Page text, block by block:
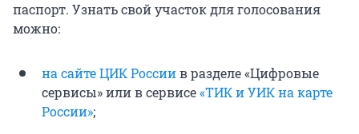
паспорт. Узнать свой участок для голосования
можно:
на сайте ЦИК Россиив разделе «Цифровые
сервисы» или в сервисе«ТИК и УИК на карте
России»;